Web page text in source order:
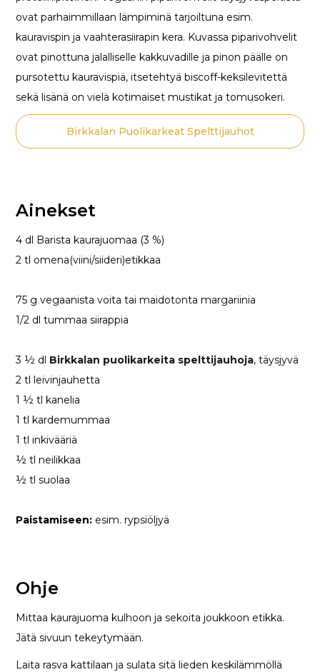
ovat parhaimmillaan lämpiminä tarjoiltuna esim.
kauravispin ja vaahterasiirapin kera. Kuvassa piparivohvelit
ovat pinottuna jalalliselle kakkuvadille ja pinon päälle on
pursotettu kauravispiä, itsetehtyä biscoff-keksilevitettä
sekä lisänä on vielä kotimaiset mustikat ja tomusokeri.
Birkkalan Puolikarkeat Spelttijauhot
Ainekset
4 dl Barista kaurajuomaa (3 %)
2 tl omena(viini/siideri)etikkaa
75 g vegaanista voita tai maidotonta margariinia
1/2 dl tummaa siirappia
3 ½ dl Birkkalan puolikarkeita spelttijauhoja, täysjyvä
2 tl leivinjauhetta
1 ½ tl kanelia
1 tl kardemummaa
1 tl inkivääriä
½ tl neilikkaa
½ tl suolaa
Paistamiseen: esim. rypsiöljyä
Ohje
Mittaa kaurajuoma kulhoon ja sekoita joukkoon etikka.
Jätä sivuun tekeytymään.
Laita rasva kattilaan ja sulata sitä lieden keskilämmöllä